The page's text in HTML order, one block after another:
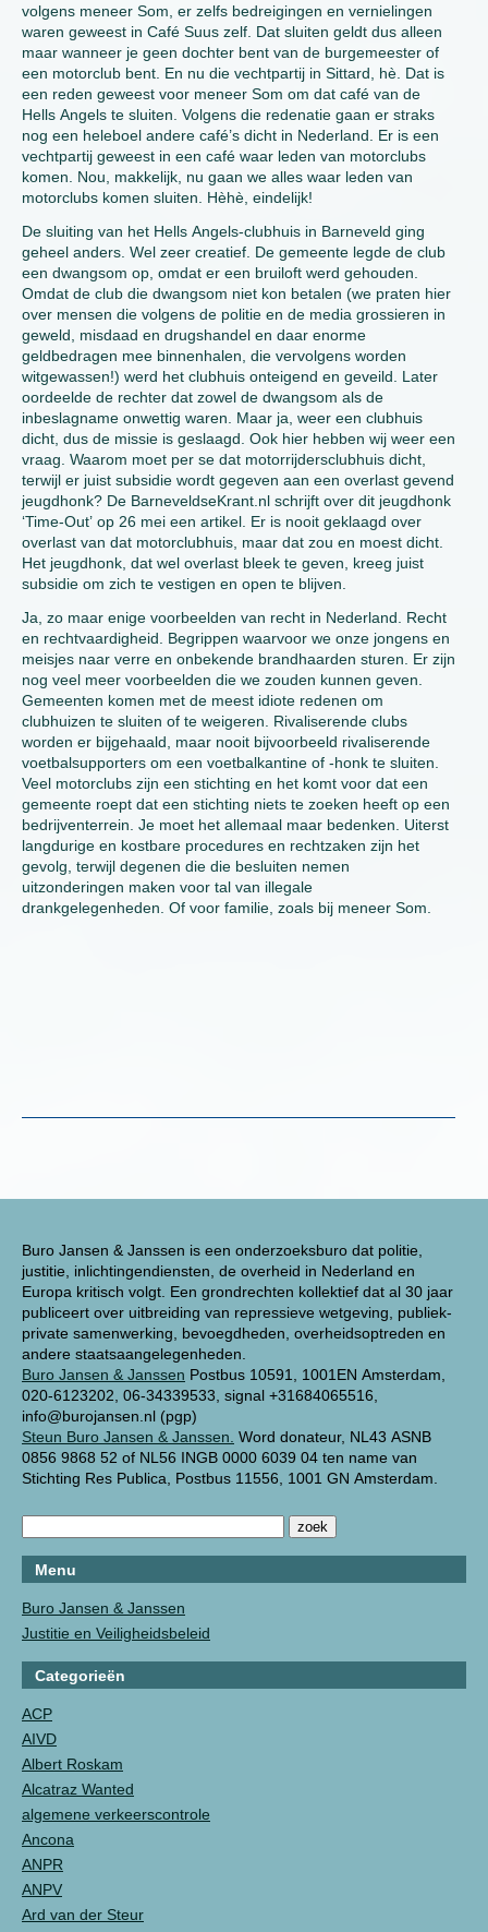
Buro Jansen & Janssen is een onderzoeksburo dat politie,
justitie, inlichtingendiensten, de overheid in Nederland en
Europa kritisch volgt. Een grondrechten kollektief dat al 30 jaar
publiceert over uitbreiding van repressieve wetgeving, publiek-
private samenwerking, bevoegdheden, overheidsoptreden en
andere staatsaangelegenheden.
Buro Jansen & Janssen Postbus 10591, 1001EN Amsterdam,
020-6123202, 06-34339533, signal +31684065516,
info@burojansen.nl (pgp)
Steun Buro Jansen & Janssen. Word donateur, NL43 ASNB
0856 9868 52 of NL56 INGB 0000 6039 04 ten name van
Stichting Res Publica, Postbus 11556, 1001 GN Amsterdam.
Menu
Buro Jansen & Janssen
Justitie en Veiligheidsbeleid
Categorieën
ACP
AIVD
Albert Roskam
Alcatraz Wanted
algemene verkeerscontrole
Ancona
ANPR
ANPV
Ard van der Steur
volgens meneer Som, er zelfs bedreigingen en vernielingen
waren geweest in Café Suus zelf. Dat sluiten geldt dus alleen
maar wanneer je geen dochter bent van de burgemeester of
een motorclub bent. En nu die vechtpartij in Sittard, hè. Dat is
een reden geweest voor meneer Som om dat café van de
Hells Angels te sluiten. Volgens die redenatie gaan er straks
nog een heleboel andere café’s dicht in Nederland. Er is een
vechtpartij geweest in een café waar leden van motorclubs
komen. Nou, makkelijk, nu gaan we alles waar leden van
motorclubs komen sluiten. Hèhè, eindelijk!
De sluiting van het Hells Angels-clubhuis in Barneveld ging
geheel anders. Wel zeer creatief. De gemeente legde de club
een dwangsom op, omdat er een bruiloft werd gehouden.
Omdat de club die dwangsom niet kon betalen (we praten hier
over mensen die volgens de politie en de media grossieren in
geweld, misdaad en drugshandel en daar enorme
geldbedragen mee binnenhalen, die vervolgens worden
witgewassen!) werd het clubhuis onteigend en geveild. Later
oordeelde de rechter dat zowel de dwangsom als de
inbeslagname onwettig waren. Maar ja, weer een clubhuis
dicht, dus de missie is geslaagd. Ook hier hebben wij weer een
vraag. Waarom moet per se dat motorrijdersclubhuis dicht,
terwijl er juist subsidie wordt gegeven aan een overlast gevend
jeugdhonk? De BarneveldseKrant.nl schrijft over dit jeugdhonk
‘Time-Out’ op 26 mei een artikel. Er is nooit geklaagd over
overlast van dat motorclubhuis, maar dat zou en moest dicht.
Het jeugdhonk, dat wel overlast bleek te geven, kreeg juist
subsidie om zich te vestigen en open te blijven.
Ja, zo maar enige voorbeelden van recht in Nederland. Recht
en rechtvaardigheid. Begrippen waarvoor we onze jongens en
meisjes naar verre en onbekende brandhaarden sturen. Er zijn
nog veel meer voorbeelden die we zouden kunnen geven.
Gemeenten komen met de meest idiote redenen om
clubhuizen te sluiten of te weigeren. Rivaliserende clubs
worden er bijgehaald, maar nooit bijvoorbeeld rivaliserende
voetbalsupporters om een voetbalkantine of -honk te sluiten.
Veel motorclubs zijn een stichting en het komt voor dat een
gemeente roept dat een stichting niets te zoeken heeft op een
bedrijventerrein. Je moet het allemaal maar bedenken. Uiterst
langdurige en kostbare procedures en rechtzaken zijn het
gevolg, terwijl degenen die die besluiten nemen
uitzonderingen maken voor tal van illegale
drankgelegenheden. Of voor familie, zoals bij meneer Som.